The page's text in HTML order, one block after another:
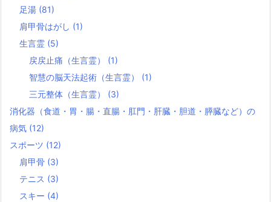
足湯 (81)
肩甲骨はがし (1)
生言霊 (5)
戻戻止痛（生言霊） (1)
智慧の脳天法起術（生言霊） (1)
三元整体（生言霊） (3)
消化器（食道・胃・腸・直腸・肛門・肝臓・胆道・膵臓など）の
病気 (12)
スポーツ (12)
肩甲骨 (3)
テニス (3)
スキー (4)